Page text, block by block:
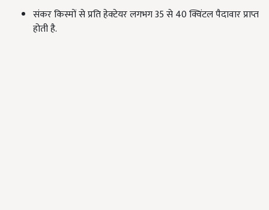
संकर किस्मों से प्रति हेक्टेयर लगभग 35 से 40 क्विंटल पैदावार प्राप्त
होती है.